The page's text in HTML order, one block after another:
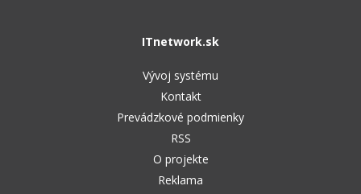
ITnetwork.sk
Vývoj systému
Kontakt
Prevádzkové podmienky
RSS
O projekte
Reklama